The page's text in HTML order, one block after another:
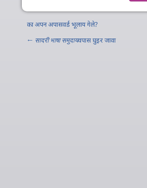
का अपन अपासवर्ड भूलाय गेले?
← सादरी भाषा समुदायवपास घुइर जावा